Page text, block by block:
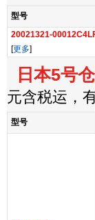
型号
20021321-
[更多]
日本5号
元含税运，
型号